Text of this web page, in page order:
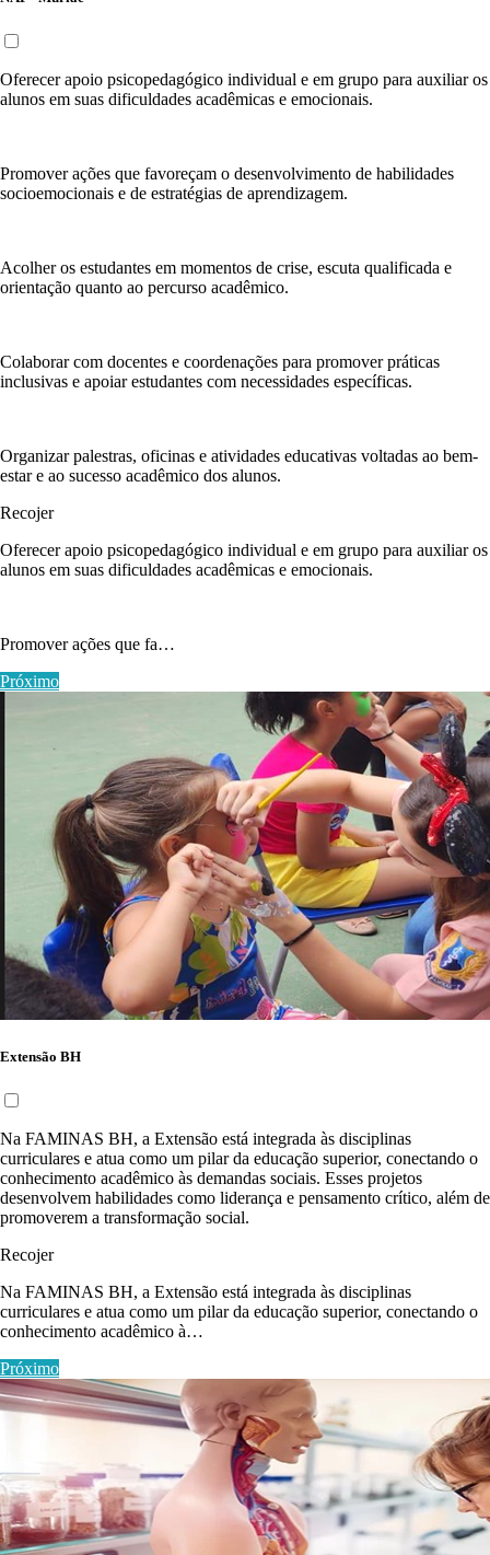
Oferecer apoio psicopedagógico individual e em grupo para auxiliar os
alunos em suas dificuldades acadêmicas e emocionais.
Promover ações que favoreçam o desenvolvimento de habilidades
socioemocionais e de estratégias de aprendizagem.
Acolher os estudantes em momentos de crise, escuta qualificada e
orientação quanto ao percurso acadêmico.
Colaborar com docentes e coordenações para promover práticas
inclusivas e apoiar estudantes com necessidades específicas.
Organizar palestras, oficinas e atividades educativas voltadas ao bem-
estar e ao sucesso acadêmico dos alunos.
Recojer
Oferecer apoio psicopedagógico individual e em grupo para auxiliar os
alunos em suas dificuldades acadêmicas e emocionais.
Promover ações que fa…
Próximo
Extensão BH
Na FAMINAS BH, a Extensão está integrada às disciplinas
curriculares e atua como um pilar da educação superior, conectando o
conhecimento acadêmico às demandas sociais. Esses projetos
desenvolvem habilidades como liderança e pensamento crítico, além de
promoverem a transformação social.
Recojer
Na FAMINAS BH, a Extensão está integrada às disciplinas
curriculares e atua como um pilar da educação superior, conectando o
conhecimento acadêmico à…
Próximo